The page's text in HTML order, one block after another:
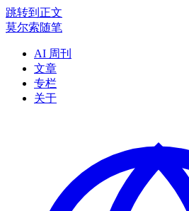
跳转到正文
莫尔索随笔
AI 周刊
文章
专栏
关于